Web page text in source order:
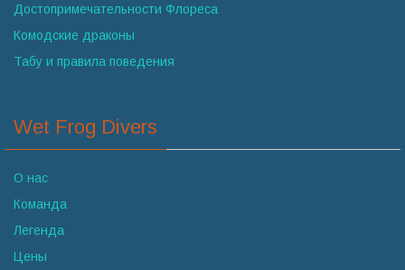
Достопримечательности Флореса
Комодские драконы
Табу и правила поведения
Wet Frog Divers
О нас
Команда
Легенда
Цены